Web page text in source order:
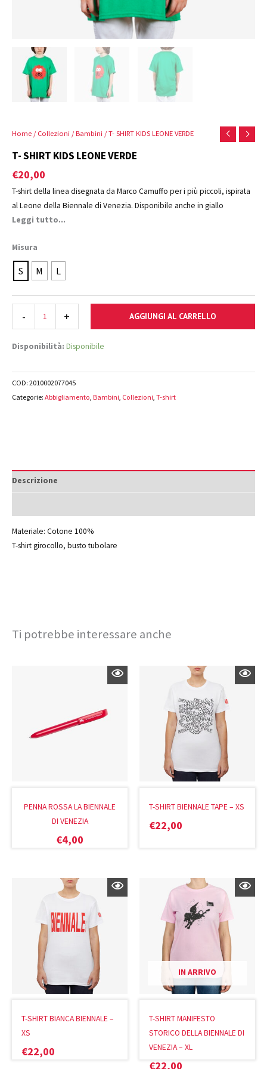
Home / Collezioni / Bambini / T- SHIRT KIDS LEONE VERDE
T- SHIRT KIDS LEONE VERDE
€20,00
T-shirt della linea disegnata da Marco Camuffo per i più piccoli, ispirata
al Leone della Biennale di Venezia. Disponibile anche in giallo
Leggi tutto...
Misura
S M L
Disponibilità: Disponibile
- + AGGIUNGI AL CARRELLO
COD: 2010002077045
Categorie: Abbigliamento, Bambini, Collezioni, T-shirt
Descrizione
Materiale: Cotone 100%
T-shirt girocollo, busto tubolare
Ti potrebbe interessare anche
PENNA ROSSA LA BIENNALE
DI VENEZIA
€4,00
T-SHIRT BIENNALE TAPE – XS
€22,00
T-SHIRT BIANCA BIENNALE –
XS
€22,00
IN ARRIVO
T-SHIRT MANIFESTO
STORICO DELLA BIENNALE DI
VENEZIA – XL
€22,00